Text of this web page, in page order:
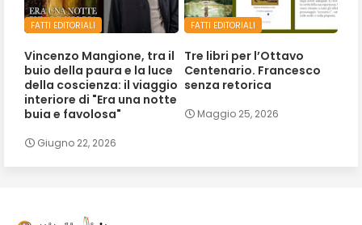
FATTI EDITORIALI
Vincenzo Mangione, tra il
buio della paura e la luce
della coscienza: il viaggio
interiore di "Era una notte
buia e favolosa"
Giugno 22, 2026
FATTI EDITORIALI
Tre libri per l’Ottavo
Centenario. Francesco
senza retorica
Maggio 25, 2026